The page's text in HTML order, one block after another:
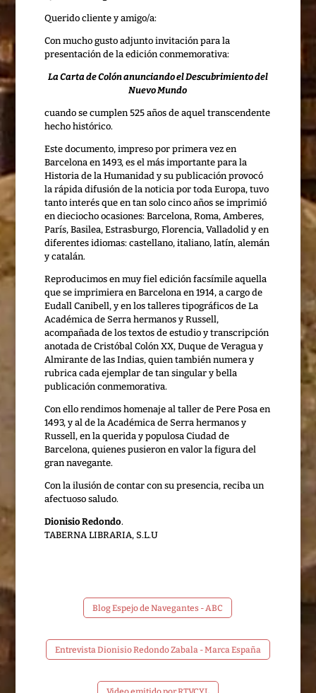
Querido cliente y amigo/a:
Con mucho gusto adjunto invitación para la
presentación de la edición conmemorativa:
La Carta de Colón anunciando el Descubrimiento del
Nuevo Mundo
cuando se cumplen 525 años de aquel transcendente
hecho histórico.
Este documento, impreso por primera vez en
Barcelona en 1493, es el más importante para la
Historia de la Humanidad y su publicación provocó
la rápida difusión de la noticia por toda Europa, tuvo
tanto interés que en tan solo cinco años se imprimió
en dieciocho ocasiones: Barcelona, Roma, Amberes,
París, Basilea, Estrasburgo, Florencia, Valladolid y en
diferentes idiomas: castellano, italiano, latín, alemán
y catalán.
Reproducimos en muy fiel edición facsímile aquella
que se imprimiera en Barcelona en 1914, a cargo de
Eudall Canibell, y en los talleres tipográficos de La
Académica de Serra hermanos y Russell,
acompañada de los textos de estudio y transcripción
anotada de Cristóbal Colón XX, Duque de Veragua y
Almirante de las Indias, quien también numera y
rubrica cada ejemplar de tan singular y bella
publicación conmemorativa.
Con ello rendimos homenaje al taller de Pere Posa en
1493, y al de la Académica de Serra hermanos y
Russell, en la querida y populosa Ciudad de
Barcelona, quienes pusieron en valor la figura del
gran navegante.
Con la ilusión de contar con su presencia, reciba un
afectuoso saludo.
Dionisio Redondo.
TABERNA LIBRARIA, S.L.U
Blog Espejo de Navegantes - ABC
Entrevista Dionisio Redondo Zabala - Marca España